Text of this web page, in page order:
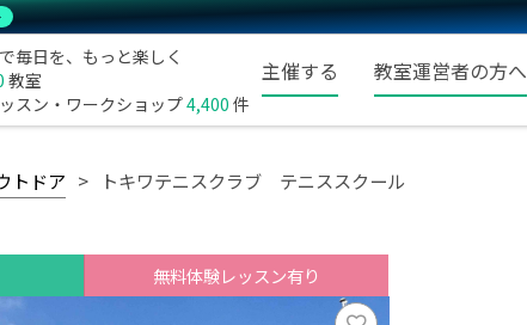
毎日を、もっと楽しく
教室
スン・ワークショップ4,400 件
主催する 教室運営者の方へ
トドア トキワテニスクラブ テニススクール
無料体験レッスン有り